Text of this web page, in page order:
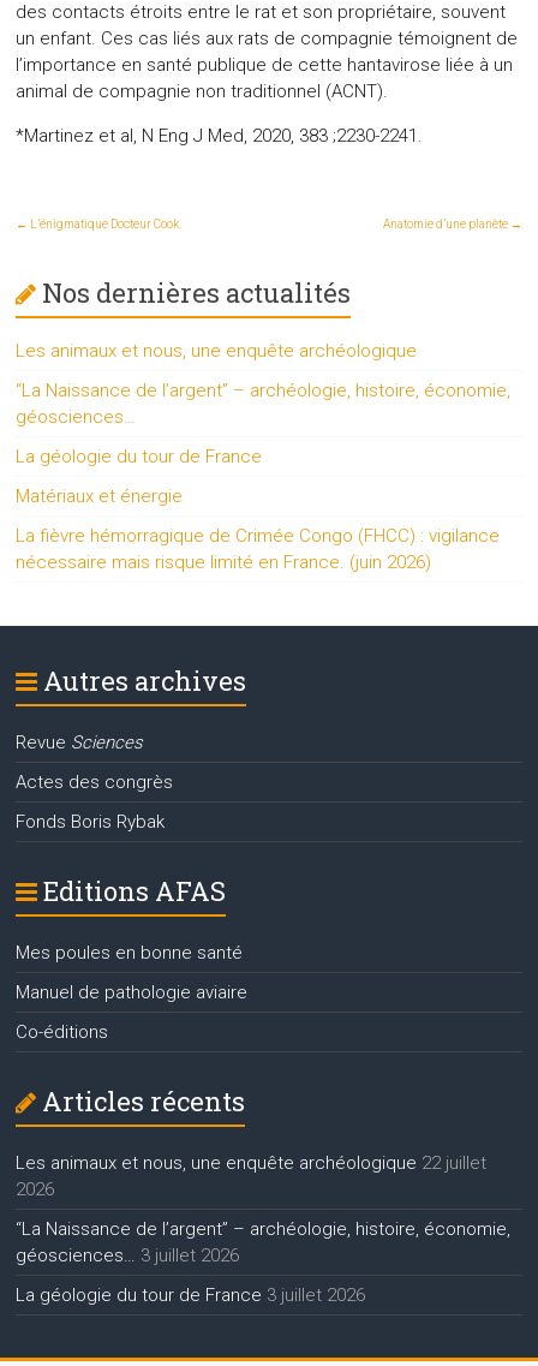
des contacts étroits entre le rat et son propriétaire, souvent
un enfant. Ces cas liés aux rats de compagnie témoignent de
l’importance en santé publique de cette hantavirose liée à un
animal de compagnie non traditionnel (ACNT).
*Martinez et al, N Eng J Med, 2020, 383 ;2230-2241.
← L’énigmatique Docteur Cook Anatomie d’une planète →
Nos dernières actualités
Les animaux et nous, une enquête archéologique
“La Naissance de l’argent” – archéologie, histoire, économie,
géosciences…
La géologie du tour de France
Matériaux et énergie
La fièvre hémorragique de Crimée Congo (FHCC) : vigilance
nécessaire mais risque limité en France. (juin 2026)
Autres archives
Revue Sciences
Actes des congrès
Fonds Boris Rybak
Editions AFAS
Mes poules en bonne santé
Manuel de pathologie aviaire
Co-éditions
Articles récents
Les animaux et nous, une enquête archéologique 22 juillet
2026
“La Naissance de l’argent” – archéologie, histoire, économie,
géosciences…
3 juillet 2026
La géologie du tour de France 3 juillet 2026